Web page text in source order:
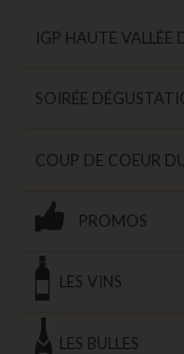
IGP HAUTE VALLÉE
SOIRÉE
COUP DE COEUR
PROMOS
LES VINS
LES BULLES